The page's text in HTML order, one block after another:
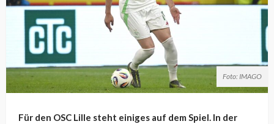
Foto: IMAGO
Für den OSC Lille steht einiges auf dem Spiel. In der